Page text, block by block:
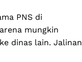
PNS di
mungkin
dinas lain. Jalinan